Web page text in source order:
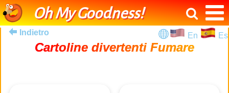
Oh My Goodness!
Indietro En Es
Cartoline divertenti Fumare